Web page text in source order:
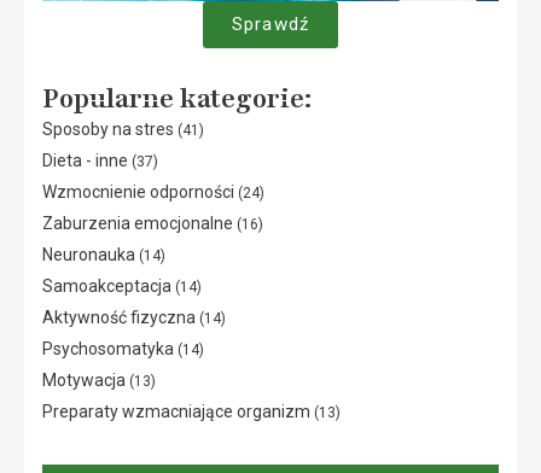
Sprawdź
Popularne kategorie:
Sposoby na stres (41)
Dieta - inne (37)
Wzmocnienie odporności (24)
Zaburzenia emocjonalne (16)
Neuronauka (14)
Samoakceptacja (14)
Aktywność fizyczna (14)
Psychosomatyka (14)
Motywacja (13)
Preparaty wzmacniające organizm (13)